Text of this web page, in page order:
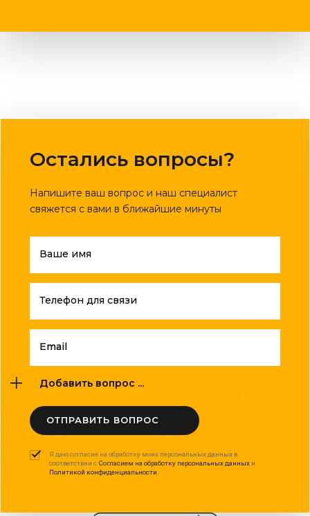
Остались вопросы?
Напишите ваш вопрос и наш специалист
свяжется с вами в ближайшие минуты
Ваше имя
Телефон для связи
Email
Добавить вопрос ...
ОТПРАВИТЬ ВОПРОС
Я даю согласие на обработку моих персональных данных в
соответствии с Согласием на обработку персональных данных и
Политикой конфиденциальности